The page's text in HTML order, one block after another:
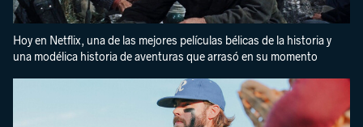
Hoy en Netflix, una de las mejores películas bélicas de la historia y
una modélica historia de aventuras que arrasó en su momento